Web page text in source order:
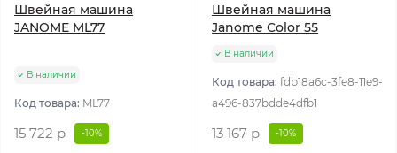
Швейная машина
JANOME ML77
В наличии
Код товара: ML77
15 722 р -10%
Швейная машина
Janome Color 55
В наличии
Код товара: fdb18a6c-3fe8-11e9-
a496-837bdde4dfb1
13 167 р -10%